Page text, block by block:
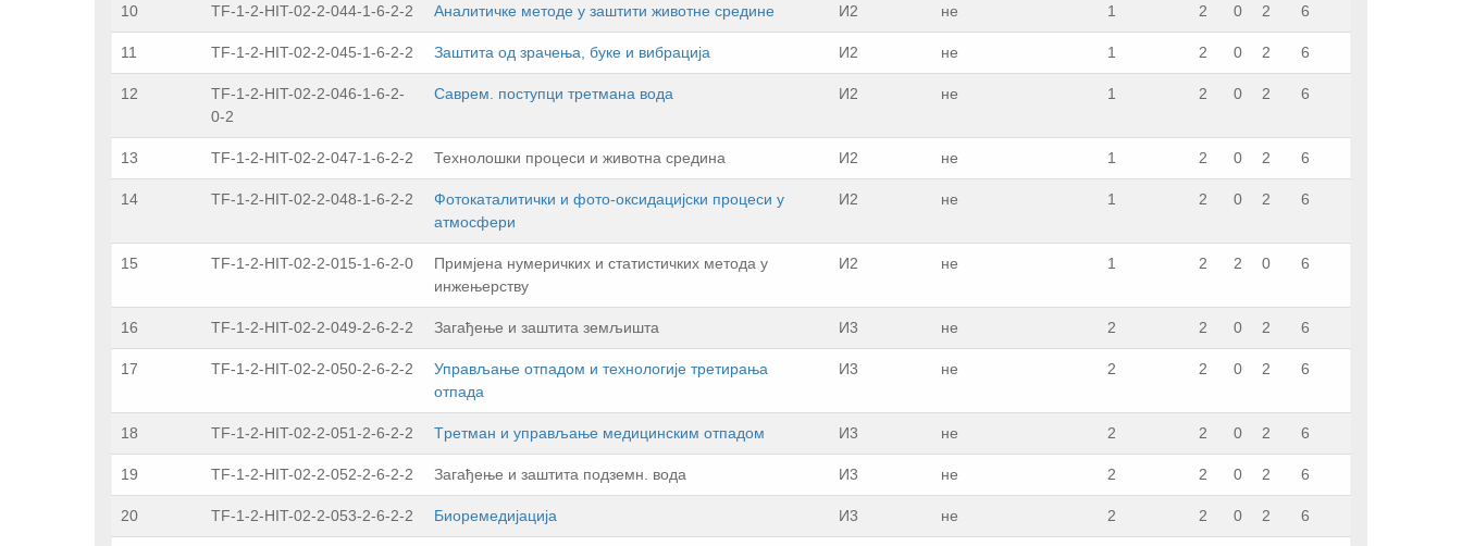
10 TF-1-2-HIT-02-2-044-1-6-2-2 Аналитичке методе у заштити животне средине И2 не 1 2 0 2 6
11 TF-1-2-HIT-02-2-045-1-6-2-2 Зaштитa oд зрaчeњa, букe и вибрaциja И2 не 1 2 0 2 6
12
TF-1-2-HIT-02-2-046-1-6-2-
0-2
Саврем. поступци трeтмaнa вода И2 не 1 2 0 2 6
13 TF-1-2-HIT-02-2-047-1-6-2-2 Технолошки процеси и животна средина И2 не 1 2 0 2 6
14 TF-1-2-HIT-02-2-048-1-6-2-2
Фoтoкaтaлитички и фoтo-оксидaциjски прoцeси у
aтмoсфeри
И2 не 1 2 0 2 6
15 TF-1-2-HIT-02-2-015-1-6-2-0
Примјена нумеричких и статистичких метода у
инжењерству
И2 не 1 2 2 0 6
16 TF-1-2-HIT-02-2-049-2-6-2-2 Зaгaђeњe и зaштитa зeмљиштa И3 не 2 2 0 2 6
17 TF-1-2-HIT-02-2-050-2-6-2-2
Управљање отпадом и технологије третирања
отпада
И3 не 2 2 0 2 6
18 TF-1-2-HIT-02-2-051-2-6-2-2 Tрeтмaн и упрaвљaњe мeдицинским oтпaдoм И3 не 2 2 0 2 6
19 TF-1-2-HIT-02-2-052-2-6-2-2 Загађење и зaштитa пoдзeмн. вoдa И3 не 2 2 0 2 6
20 TF-1-2-HIT-02-2-053-2-6-2-2 Биoрeмeдиjaциja И3 не 2 2 0 2 6